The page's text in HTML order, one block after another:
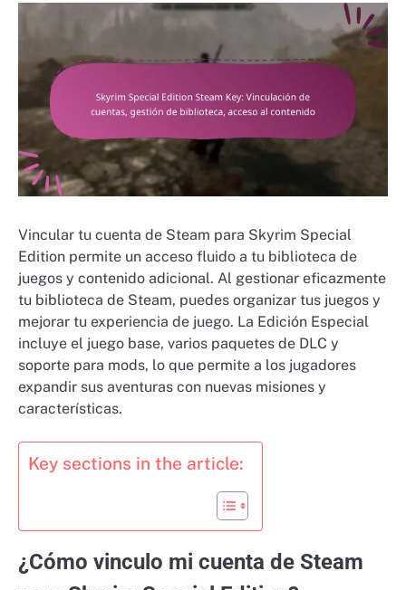
Vincular tu cuenta de Steam para Skyrim Special
Edition permite un acceso fluido a tu biblioteca de
juegos y contenido adicional. Al gestionar eficazmente
tu biblioteca de Steam, puedes organizar tus juegos y
mejorar tu experiencia de juego. La Edición Especial
incluye el juego base, varios paquetes de DLC y
soporte para mods, lo que permite a los jugadores
expandir sus aventuras con nuevas misiones y
características.
Key sections in the article:
¿Cómo vinculo mi cuenta de Steam